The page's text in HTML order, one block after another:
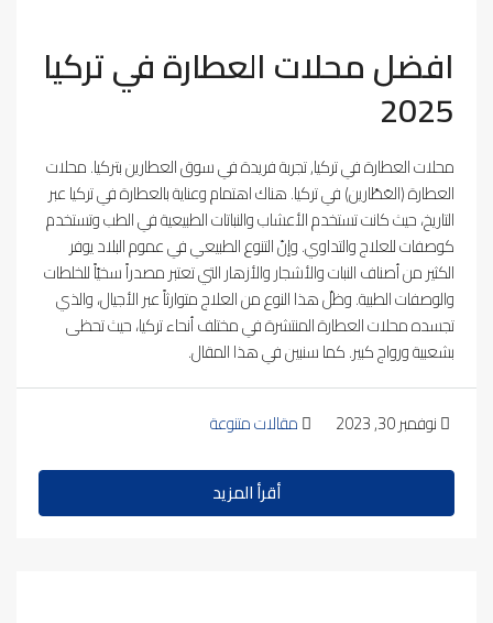
افضل محلات العطارة في تركيا
2025
محلات العطارة في تركيا, تجربة فريدة في سوق العطارين بتركيا. محلات
العطارة (العَطّارين) في تركيا. هناك اهتمام وعناية بالعطارة في تركيا عبر
التاريخ، حيث كانت تستخدم الأعشاب والنباتات الطبيعية في الطب وتستخدم
كوصفات للعلاج والتداوي. وإنّ التنوع الطبيعي في عموم البلاد يوفر
الكثير من أصناف النبات والأشجار والأزهار التي تعتبر مصدراً سخيّاً للخلطات
والوصفات الطبية. وظلّ هذا النوع من العلاج متوارثاً عبر الأجيال، والذي
تجسده محلات العطارة المنتشرة في مختلف أنحاء تركيا، حيث تحظى
بشعبية ورواج كبير. كما سنبين في هذا المقال.
نوفمبر 30, 2023 مقالات متنوعة
أقرأ المزيد